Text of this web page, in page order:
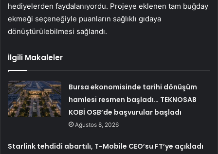
hediyelerden faydalanıyordu. Projeye eklenen tam buğday
ekmeği seçeneğiyle puanların sağlıklı gıdaya
dönüştürülebilmesi sağlandı.
İlgili Makaleler
Bursa ekonomisinde tarihi dönüşüm
hamlesi resmen başladı… TEKNOSAB
KOBİ OSB’de başvurular başladı
Ağustos 8, 2026
Starlink tehdidi abartılı, T-Mobile CEO’su FT’ye açıkladı